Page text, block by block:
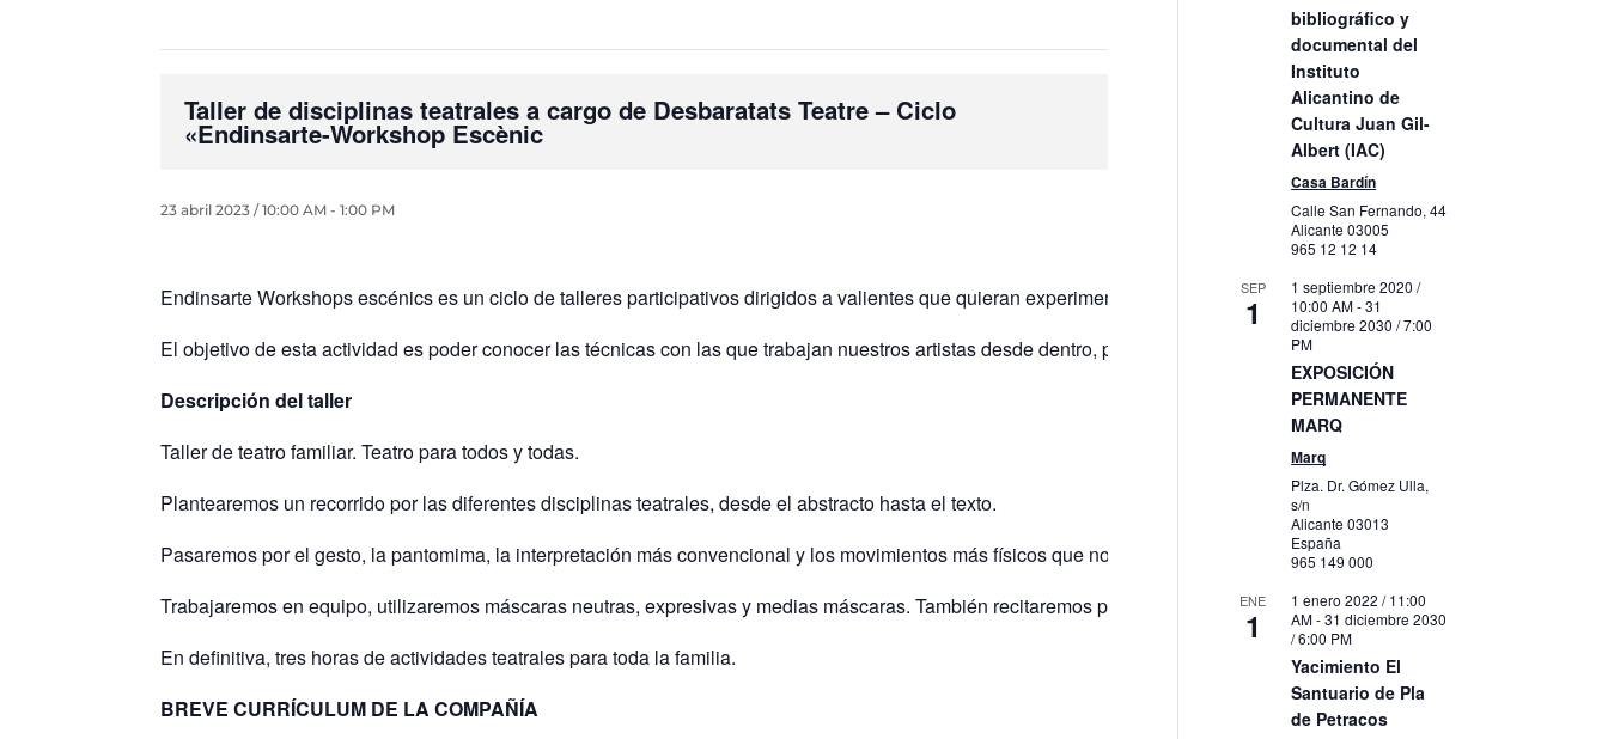
Taller de disciplinas teatrales a cargo de Desbaratats Teatre – Ciclo
«Endinsarte-Workshop Escènic
23 abril 2023 / 10:00 AM -1:00 PM
Endinsarte Workshops escénics es un ciclo de talleres participativos dirigidos a valientes que quieran experimentar la magia de las artes escénicas.
El objetivo de esta actividad es poder conocer las técnicas con las que trabajan nuestros artistas desde dentro, probando y experimentando con ellos. Una especie de
Descripción del taller
Taller de teatro familiar. Teatro para todos y todas.
Plantearemos un recorrido por las diferentes disciplinas teatrales, desde el abstracto hasta el texto.
Pasaremos por el gesto, la pantomima, la interpretación más convencional y los movimientos más físicos que nos permite el cuerpo.
Trabajaremos en equipo, utilizaremos máscaras neutras, expresivas y medias máscaras. También recitaremos poesía o aprenderemos las técnicas del mimo y
En definitiva, tres horas de actividades teatrales para toda la familia.
BREVE CURRÍCULUM DE LA COMPAÑÍA
bibliográfico y
documental del
Instituto
Alicantino de
Cultura Juan Gil-
Albert (IAC)
Casa Bardín
Calle San Fernando, 44
Alicante03005
965 12 12 14
SEP
1
1 septiembre 2020 /
10:00 AM-31
diciembre 2030 / 7:00
PM
EXPOSICIÓN
PERMANENTE
MARQ
Marq
Plza. Dr. Gómez Ulla,
s/n
Alicante03013
España
965 149 000
ENE
1
1 enero 2022 / 11:00
AM-31 diciembre 2030
/ 6:00 PM
Yacimiento El
Santuario de Pla
de Petracos